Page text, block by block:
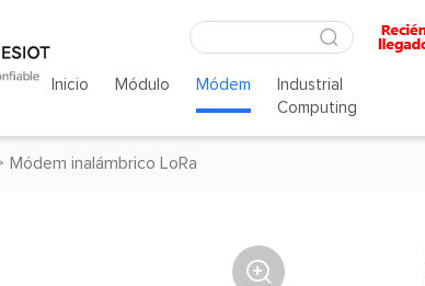
Inicio Módulo Módem
Industrial
Computing
Módem inalámbrico LoRa
